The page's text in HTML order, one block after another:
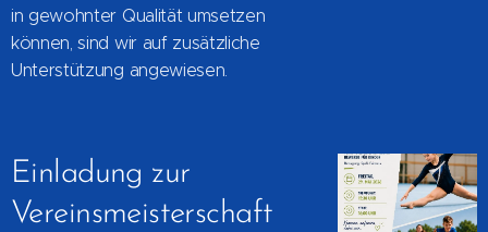
in gewohnter Qualität umsetzen
können, sind wir auf zusätzliche
Unterstützung angewiesen.
Einladung zur
Vereinsmeisterschaft